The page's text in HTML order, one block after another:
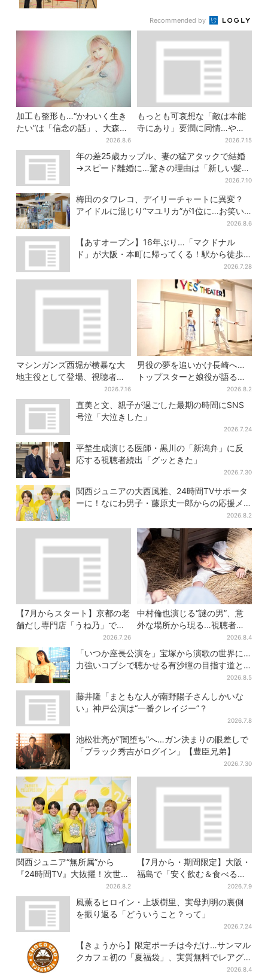
Recommended by
加工も整形も…“かわいく生き
たい”は「信念の話」、大森靖
2026.8.6
もっとも可哀想な「敵は本能
寺にあり」要潤に同情…やっ
てない“毒殺”、元上司の裏切
り【豊臣兄弟】
2026.7.15
年の差25歳カップル、妻の猛アタックで結婚
→スピード離婚に…驚きの理由は「新しい髪
2026.7.10
梅田のタワレコ、デイリーチャートに異変？
アイドルに混じり“マユリカ”が1位に…お笑い
2026.8.6
【あすオープン】16年ぶり…「マクドナル
ド」が大阪・本町に帰ってくる！駅から徒歩1
2026.7.28
マシンガンズ西堀が横暴な大
地主役として登場、視聴者驚
き「似てる人かと思った
ら…」
2026.7.16
男役の夢を追いかけ長崎へ…
トップスターと娘役が語る
「ハウステンボス歌劇団」と
は？大阪で初公演開催
2026.8.2
直美と文、親子が過ごした最期の時間にSNS
号泣「大泣きした」
2026.7.24
平埜生成演じる医師・黒川の「新潟弁」に反
応する視聴者続出「グッときた」
2026.7.30
関西ジュニアの大西風雅、24時間TVサポータ
ーに！なにわ男子・藤原丈一郎からの応援メ
2026.8.2
【7月からスタート】京都の老
舗だし専門店「うね乃」で、
削りたて「かつお節」のモー
ニング登場
2026.7.26
中村倫也演じる“謎の男”、意
外な場所から現る…視聴者歓
喜「こんな登場シーンとは」
2026.8.4
「いつか座長公演を」宝塚から演歌の世界に…
力強いコブシで聴かせる有沙瞳の目指す道と
2026.8.5
藤井隆「まともな人が南野陽子さんしかいな
い」神戸公演は“一番クレイジー”？
2026.7.8
池松壮亮が“闇堕ち”へ…ガン決まりの眼差しで
「ブラック秀吉がログイン」【豊臣兄弟】
2026.7.30
関西ジュニア“無所属”から
『24時間TV』大抜擢！次世代
スターと期待「まさか僕
が…」
2026.8.2
【7月から・期間限定】大阪・
福島で「安く飲む＆食べる」
お得ワザ → 行列店のパン飲み
セット1100円など……人気店
から4選
2026.7.9
風薫るヒロイン・上坂樹里、実母判明の裏側
を振り返る「どういうこと？って」
2026.7.24
【きょうから】限定ポーチは今だけ…サンマル
クカフェ初の「夏福袋」、実質無料でレアグ
2026.8.4